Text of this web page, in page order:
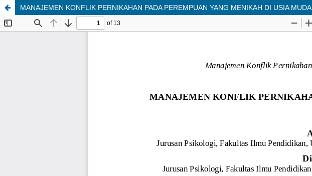
MANAJEMEN KONFLIK PERNIKAHAN PADA PEREMPUAN YANG MENIKAH DI USIA MUDA